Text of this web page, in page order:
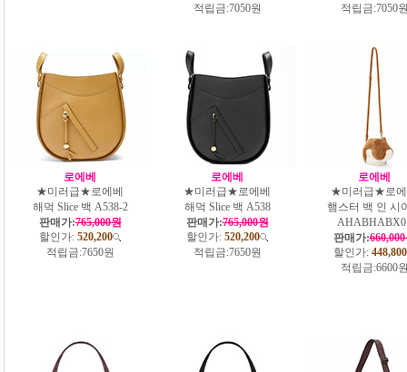
적립금:7050원
적립금:7050
로에베
★미러급★로에베
해먹 Slice 백 A538-2
판매가:765,000원
할인가: 520,200
적립금:7650원
로에베
★미러급★로에베
해먹 Slice 백 A538
판매가:765,000원
할인가: 520,200
적립금:7650원
로에베
★미러급★로
햄스터 백 인 시
판매가:
할인가: 448,800
적립금:6600